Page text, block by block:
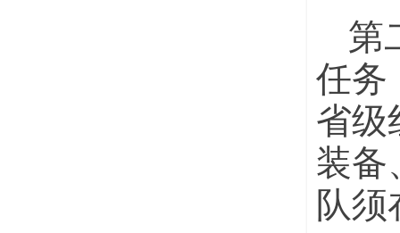
第
任务
省级
装备
队须